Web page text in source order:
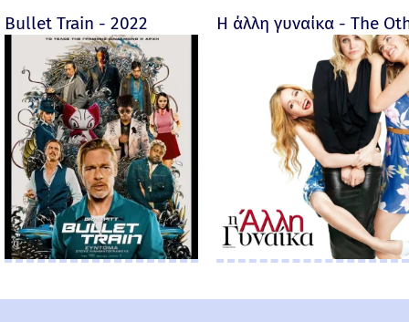
Bullet Train - 2022 Η άλλη γυναίκα - The